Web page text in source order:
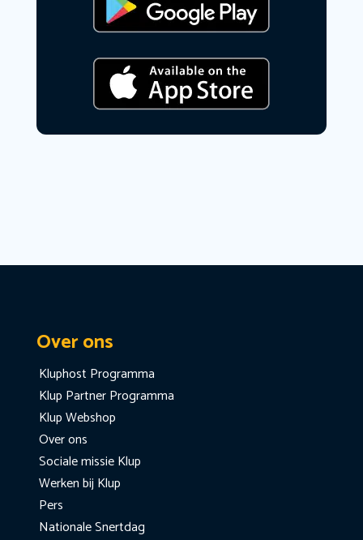
Over ons
Kluphost Programma
Klup Partner Programma
Klup Webshop
Over ons
Sociale missie Klup
Werken bij Klup
Pers
Nationale Snertdag